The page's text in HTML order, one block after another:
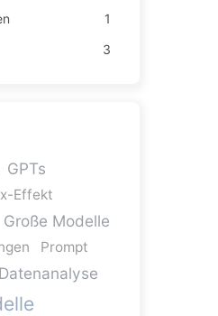
1
3
GPTs
Effekt
Große Modelle
Prompt
Datenanalyse